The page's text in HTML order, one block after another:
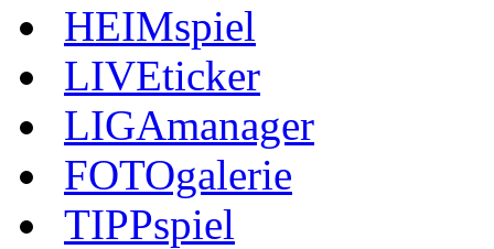
HEIMspiel
LIVEticker
LIGAmanager
FOTOgalerie
TIPPspiel